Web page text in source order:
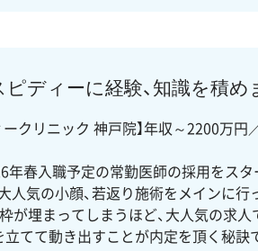
ディーに経験、知識を積め
ークリニック 神戸院】年収～2200万
年春入職予定の常勤医師の採用をスタ
人気の小顔、若返り施術をメインに行
が埋まってしまうほど、大人気の求人
てて動き出すことが内定を頂く秘訣